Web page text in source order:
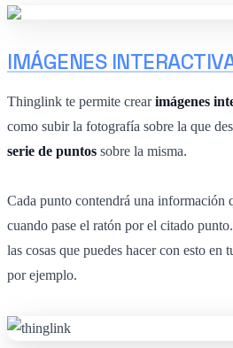
IMÁGENES
Thinglink te permite crearimágenes
como subir la fotografía sobre la que
serie de puntos sobre la misma.
Cada punto contendrá una información
cuando pase el ratón por el citado
las cosas que puedes hacer con esto en
por ejemplo.